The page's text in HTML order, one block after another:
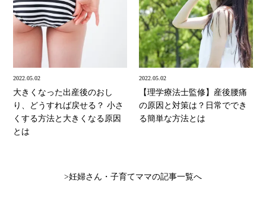
2022.05.02
大きくなった出産後のおし
り、どうすれば戻せる？ 小さ
くする方法と大きくなる原因
とは
2022.05.02
【理学療法士監修】産後腰痛
の原因と対策は？日常ででき
る簡単な方法とは
妊婦さん・子育てママの記事一覧へ